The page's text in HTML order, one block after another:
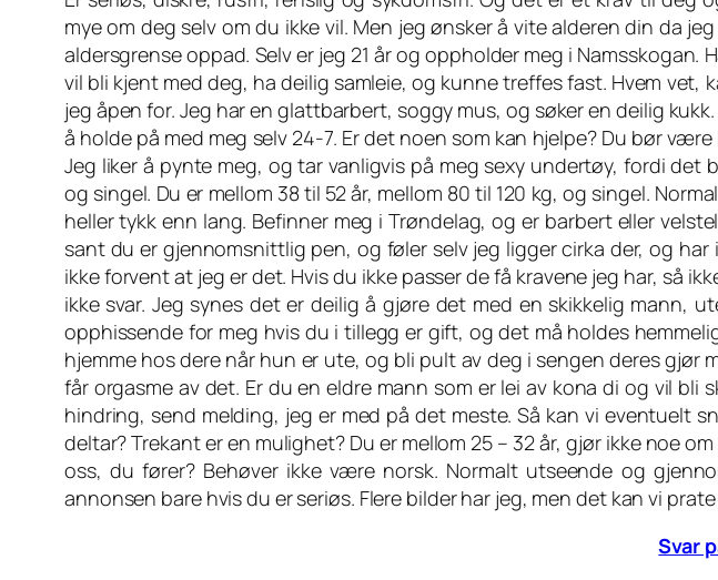
mye om deg selv om du ikke vil. Men jeg ønsker å vite alderen din da
aldersgrense oppad. Selv er jeg 21 år og oppholder meg i Namsskogan.
vil bli kjent med deg, ha deilig samleie, og kunne treffes fast. Hvem vet,
jeg åpen for. Jeg har en glattbarbert, soggy mus, og søker en deilig
å holde på med meg selv 24-7. Er det noen som kan hjelpe? Du bør
Jeg liker å pynte meg, og tar vanligvis på meg sexy undertøy, fordi det
og singel. Du er mellom 38 til 52 år, mellom 80 til 120 kg, og singel.
heller tykk enn lang. Befinner meg i Trøndelag, og er barbert eller
sant du er gjennomsnittlig pen, og føler selv jeg ligger cirka der, og
ikke forvent at jeg er det. Hvis du ikke passer de få kravene jeg har, så
ikke svar. Jeg synes det er deilig å gjøre det med en skikkelig mann,
opphissende for meg hvis du i tillegg er gift, og det må holdes
hjemme hos dere når hun er ute, og bli pult av deg i sengen deres gjør
får orgasme av det. Er du en eldre mann som er lei av kona di og vil
hindring, send melding, jeg er med på det meste. Så kan vi eventuelt
deltar? Trekant er en mulighet? Du er mellom 25 – 32 år, gjør ikke noe
oss, du fører? Behøver ikke være norsk. Normalt utseende og
annonsen bare hvis du er seriøs. Flere bilder har jeg, men det kan vi
Svar